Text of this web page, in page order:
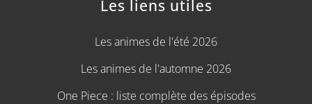
Les liens utiles
Les animes de l'été 2026
Les animes de l'automne 2026
One Piece : liste complète des épisodes